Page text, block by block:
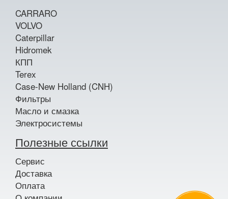
CARRARO
VOLVO
Caterpillar
Hidromek
КПП
Terex
Case-New Holland (CNH)
Фильтры
Масло и смазка
Электросистемы
Полезные ссылки
Сервис
Доставка
Оплата